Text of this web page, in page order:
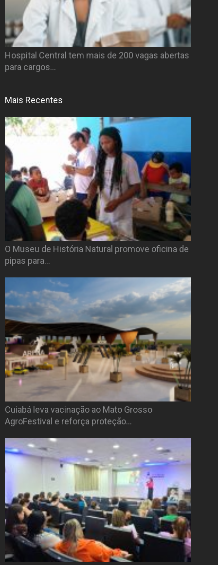
Hospital Central tem mais de 200 vagas abertas
para cargos…
Mais Recentes
O Museu de História Natural promove oficina de
pipas para…
Cuiabá leva vacinação ao Mato Grosso
AgroFestival e reforça proteção…